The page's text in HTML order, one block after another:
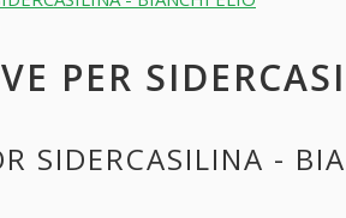
PER
SIDERCASILINA -